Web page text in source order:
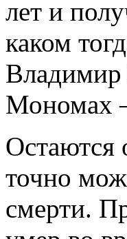
лет и
каком
Владимир
Мономах
Остаются
точно
смерти.